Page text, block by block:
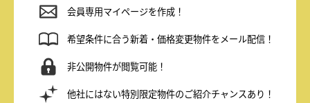
会員専用マイページを作成！
希望条件に合う新着・価格変更物件をメール配信！
非公開物件が閲覧可能！
他社にはない特別限定物件のご紹介チャンスあり！